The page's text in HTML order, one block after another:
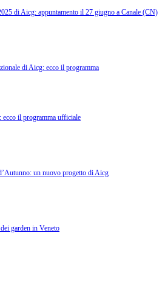
di Aicg: appuntamento il 27 giugno a Canale (CN)
di Aicg: ecco il programma
ecco il programma ufficiale
un nuovo progetto di Aicg
garden in Veneto